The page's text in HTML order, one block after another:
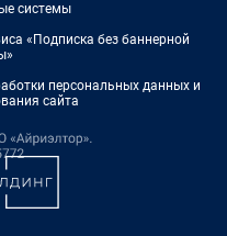
системы
«Подписка без баннерной
персональных данных и
сайта